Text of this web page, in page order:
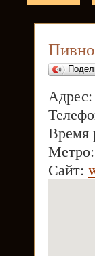
Время
Метро:
Сайт: